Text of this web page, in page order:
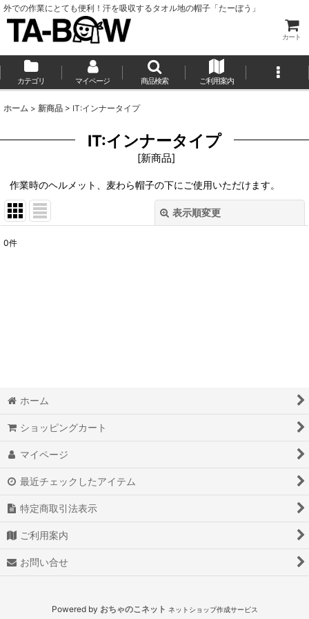
外での作業にとても便利！汗を吸収するタオル地の帽子「たーぼう」
カート
カテゴリ マイページ 商品検索 ご利用案内
ホーム > 新商品 > IT:インナータイプ
IT:インナータイプ
[新商品]
作業時のヘルメット、麦わら帽子の下にご使用いただけます。
表示順変更
0件
ホーム
ショッピングカート
マイページ
最近チェックしたアイテム
特定商取引法表示
ご利用案内
お問い合せ
Powered by おちゃのこネット ネットショップ作成サービス